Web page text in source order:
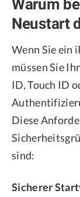
Warum
Neustart
Wenn Sie ein
müssen Sie
ID, Touch ID
Diese
sind:
Sicherer